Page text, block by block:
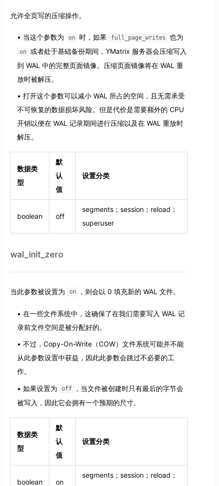
允许全页写的压缩操作。
当这个参数为 on 时，如果 full_page_writes 也为
on
或者处于基础备份期间，YMatrix 服务器会压缩写入
到 WAL 中的完整页面镜像。压缩页面镜像将在 WAL 重
放时被解压。
打开这个参数可以减小 WAL 所占的空间，且无需承受
不可恢复的数据损坏风险。但是代价是需要额外的 CPU
开销以便在 WAL 记录期间进行压缩以及在 WAL 重放时
解压。
数据类
型
默
认
值
设置分类
boolean off
segments；session；reload；
superuser
wal_init_zero
当此参数被设置为 on ，则会以 0 填充新的 WAL 文件。
在一些文件系统中，这确保了在我们需要写入 WAL 记
录前文件空间是被分配好的。
不过，Copy-On-Write（COW）文件系统可能并不能
从此参数设置中获益，因此此参数会跳过不必要的工
作。
如果设置为 off
，当文件被创建时只有最后的字节会
被写入，因此它会拥有一个预期的尺寸。
数据类
型
默
认
值
设置分类
boolean on
segments；session；reload；